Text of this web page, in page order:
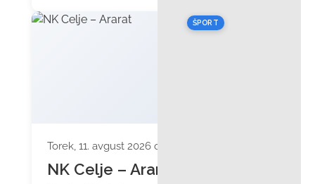
ŠPORT
Torek, 11. avgust 2026 ob 20:15
NK Celje – Ararat